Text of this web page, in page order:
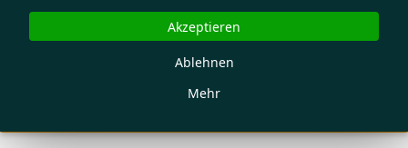
Mehr
Ablehnen
Akzeptieren